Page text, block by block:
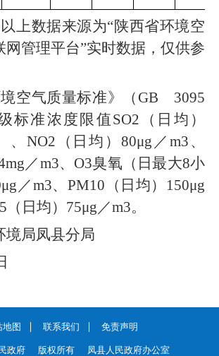
上数据来源为“陕西省环境空
网管理平台”实时数据，仅供参
空气质量标准》（GB 3095
标准浓度限值SO2（日均）
NO2（日均）80μg／m3、
／m3、O3臭氧（日最大8小
／m3、PM10（日均）150μg
（日均）75μg／m3。
境局凤县分局
1日
地图 联系我们 免责声明
政府 版权所有
凤县人民政府办公室